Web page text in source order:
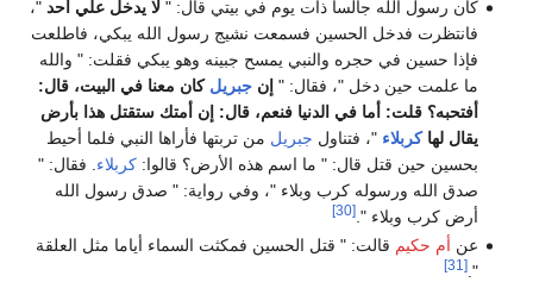
كان رسول الله جالسا ذات يوم في بيتي قال: " لا يدخل علي أحد"،
فانتظرت فدخل الحسين فسمعت نشيج رسول الله يبكي، فاطلعت
فإذا حسين في حجره والنبي يمسح جبينه وهو يبكي فقلت: " والله
ما علمت حين دخل "، فقال: " إنجبريل كان معنا في البيت، قال:
أفتحبه؟ قلت: أما في الدنيا فنعم، قال: إن أمتك ستقتل هذا بأرض
يقال لهاكربلاء "، فتناول جبريل من تربتها فأراها النبي فلما أحيط
بحسين حين قتل قال: " ما اسم هذه الأرض؟ قالوا:كربلاء. فقال: "
صدق الله ورسوله كرب وبلاء "، وفي رواية: " صدق رسول الله
أرض كرب وبلاء ".[30]
عن أم حكيم قالت: " قتل الحسين فمكثت السماء أياما مثل العلقة
".
[31]